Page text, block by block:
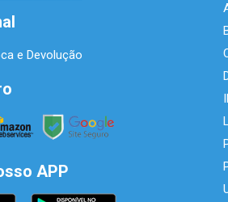
e Devolução
APP